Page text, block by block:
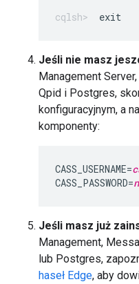
exit
Jeśli nie masz
Management
Qpid i Postgres,
konfiguracyjnym, a
komponenty:
CASS_USERNAME=
CASS_PASSWORD=
Jeśli masz już
Management,
lub Postgres,
haseł Edge, aby